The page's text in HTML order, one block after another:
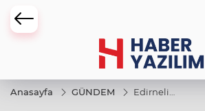
Anasayfa GÜNDEM
Edirneli